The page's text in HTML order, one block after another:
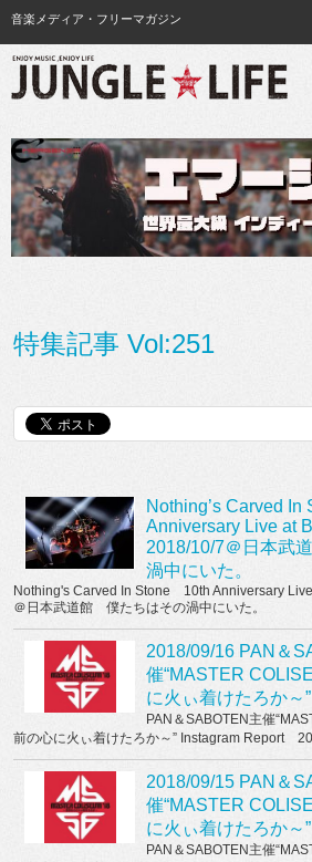
音楽メディア・フリーマガジン
特集記事 Vol:251
Nothing’s Carved
Anniversary Live at
2018/10/7＠日本武
渦中にいた。
Nothing's Carved In Stone 10th Anniversary
＠日本武道館 僕たちはその渦中にいた。
2018/09/16 PAN＆
催“MASTER
に火ぃ着けたろか～
PAN＆SABOTEN主催
前の心に火ぃ着けたろか～” Instagram Report
2018/09/15 PAN＆
催“MASTER
に火ぃ着けたろか～
PAN＆SABOTEN主催